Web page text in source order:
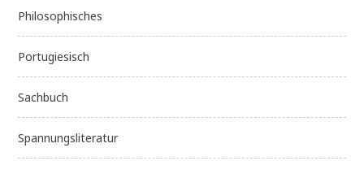
Philosophisches
Portugiesisch
Sachbuch
Spannungsliteratur